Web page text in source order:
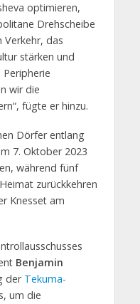
optimieren,
Drehscheibe
Verkehr, das
stärken und
wir die
fügte er hinzu.
Dörfer entlang
7. Oktober 2023
während fünf
zurückkehren
Knesset am
Benjamin
der Tekuma-
um die